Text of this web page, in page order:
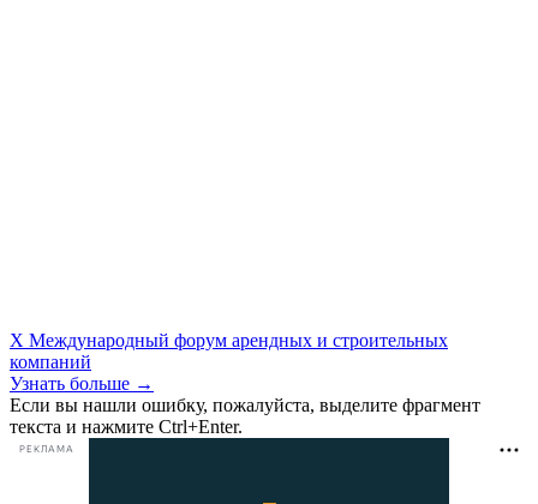
X Международный форум арендных и строительных
компаний
Узнать больше →
Если вы нашли ошибку, пожалуйста, выделите фрагмент
текста и нажмите Ctrl+Enter.
РЕКЛАМА